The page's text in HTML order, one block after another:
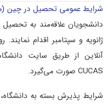
شرایط عمومی تحصیل در چین
دانشجویان علاقه‌مند به
ژانویه و سپتامبر اقدام
آنلاین از طریق سایت
CUCAS صورت می‌گیرد.
شرایط پذیرش بسته به